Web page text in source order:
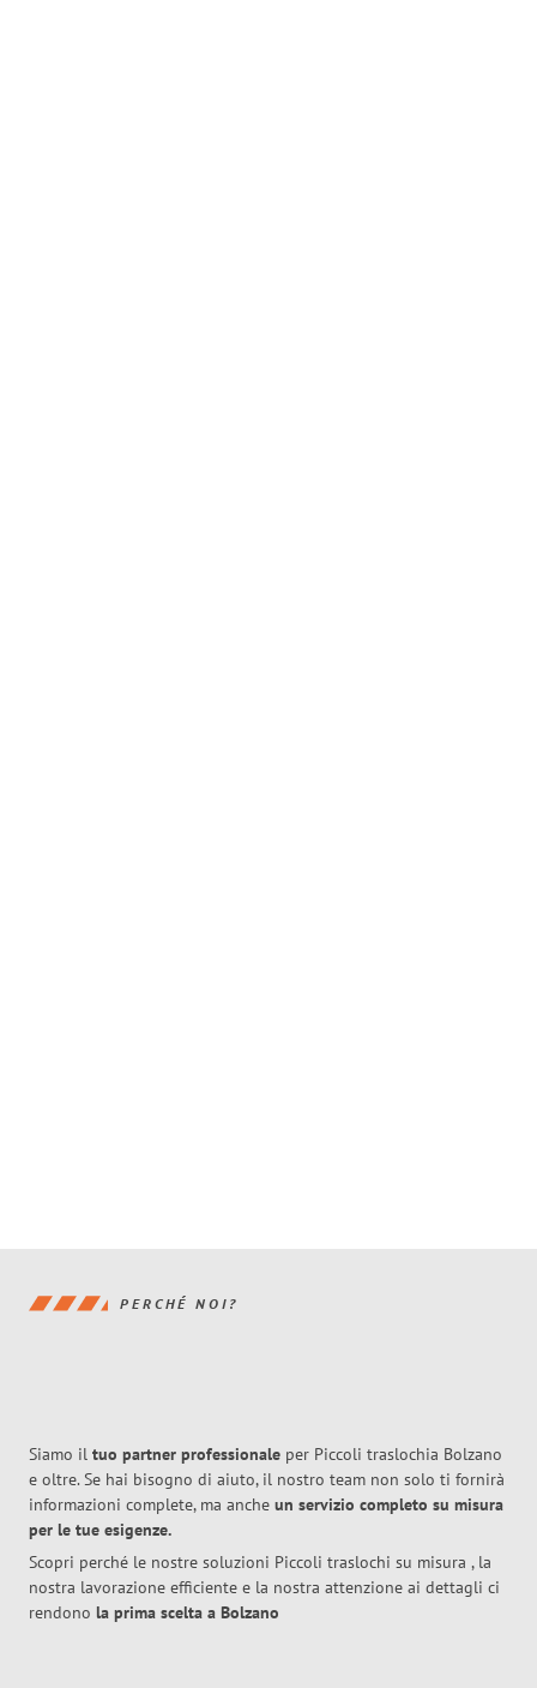
PERCHÉ NOI?
Siamo il tuo partner professionale per Piccoli traslochia Bolzano
e oltre. Se hai bisogno di aiuto, il nostro team non solo ti fornirà
informazioni complete, ma anche un servizio completo su misura
per le tue esigenze.
Scopri perché le nostre soluzioni Piccoli traslochi su misura , la
nostra lavorazione efficiente e la nostra attenzione ai dettagli ci
rendono la prima scelta a Bolzano